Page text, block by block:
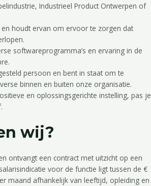
Industrieel Product Ontwerpen of
en houdt ervan om ervoor te zorgen dat
softwareprogramma’s en ervaring in de
persoon en bent in staat om te
binnen en buiten onze organisatie.
en oplossingsgerichte instelling, pas je
wij?
ontvangt een contract met uitzicht op een
voor de functie ligt tussen de €
maand afhankelijk van leeftijd, opleiding en